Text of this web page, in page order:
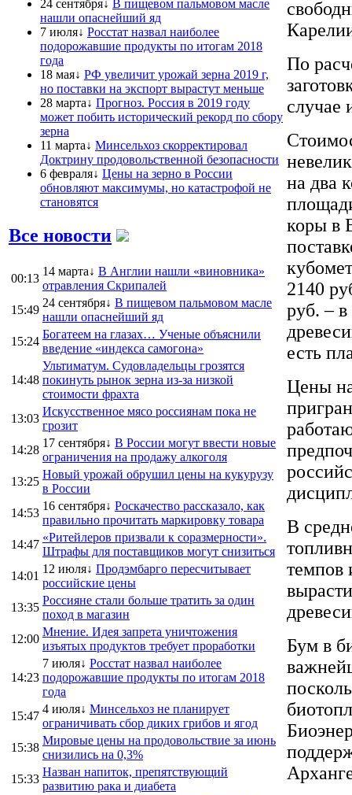
24 сентября↓ В пищевом пальмовом масле
нашли опаснейший яд
7 июля↓ Росстат назвал наиболее
подорожавшие продукты по итогам 2018
года
18 мая↓ РФ увеличит урожай зерна 2019 г,
но поставки на экспорт вырастут меньше
28 марта↓ Прогноз. Россия в 2019 году
может побить исторический рекорд по сбору
зерна
11 марта↓ Минсельхоз скорректировал
Доктрину продовольственной безопасности
6 февраля↓ Цены на зерно в России
обновляют максимумы, но катастрофой не
становятся
Все новости
00:13
14 марта↓ В Англии нашли «виновника»
отравления Скрипалей
15:49
24 сентября↓ В пищевом пальмовом масле
нашли опаснейший яд
15:24
Богатеем на глазах… Ученые объяснили
введение «индекса самогона»
14:48
Ультиматум. Судовладельцы грозятся
покинуть рынок зерна из-за низкой
стоимости фрахта
13:03
Искусственное мясо россиянам пока не
грозит
14:28
17 сентября↓ В России могут ввести новые
ограничения на продажу алкоголя
13:25
Новый урожай обрушил цены на кукурузу
в России
14:53
16 сентября↓ Роскачество рассказало, как
правильно прочитать маркировку товара
14:47
«Ритейлеров призвали к соразмерности».
Штрафы для поставщиков могут снизиться
14:01
12 июля↓ Продэмбарго пересчитывает
российские цены
13:35
Россияне стали больше тратить за один
поход в магазин
12:00
Мнение. Идея запрета уничтожения
изъятых продуктов требует проработки
14:23
7 июля↓ Росстат назвал наиболее
подорожавшие продукты по итогам 2018
года
15:47
4 июля↓ Минсельхоз не планирует
ограничивать сбор диких грибов и ягод
15:38
Мировые цены на продовольствие за июнь
снизились на 0,3%
15:33
Назван напиток, препятствующий
развитию рака и диабета
По
случае
на два
коры в
2140
руб. – в
есть
Цены
В
темпов
Бум в